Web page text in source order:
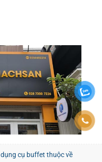
dụng cụ buffet thuộc về